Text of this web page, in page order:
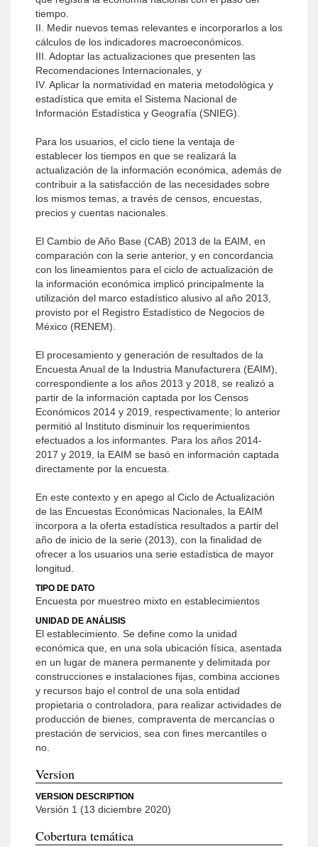
tiempo.
II. Medir nuevos temas relevantes e incorporarlos a los
cálculos de los indicadores macroeconómicos.
III. Adoptar las actualizaciones que presenten las
Recomendaciones Internacionales, y
IV. Aplicar la normatividad en materia metodológica y
estadística que emita el Sistema Nacional de
Información Estadística y Geografía (SNIEG).
Para los usuarios, el ciclo tiene la ventaja de
establecer los tiempos en que se realizará la
actualización de la información económica, además de
contribuir a la satisfacción de las necesidades sobre
los mismos temas, a través de censos, encuestas,
precios y cuentas nacionales.
El Cambio de Año Base (CAB) 2013 de la EAIM, en
comparación con la serie anterior, y en concordancia
con los lineamientos para el ciclo de actualización de
la información económica implicó principalmente la
utilización del marco estadístico alusivo al año 2013,
provisto por el Registro Estadístico de Negocios de
México (RENEM).
El procesamiento y generación de resultados de la
Encuesta Anual de la Industria Manufacturera (EAIM),
correspondiente a los años 2013 y 2018, se realizó a
partir de la información captada por los Censos
Económicos 2014 y 2019, respectivamente; lo anterior
permitió al Instituto disminuir los requerimientos
efectuados a los informantes. Para los años 2014-
2017 y 2019, la EAIM se basó en información captada
directamente por la encuesta.
En este contexto y en apego al Ciclo de Actualización
de las Encuestas Económicas Nacionales, la EAIM
incorpora a la oferta estadística resultados a partir del
año de inicio de la serie (2013), con la finalidad de
ofrecer a los usuarios una serie estadística de mayor
longitud.
TIPO DE DATO
Encuesta por muestreo mixto en establecimientos
UNIDAD DE ANÁLISIS
El establecimiento. Se define como la unidad
económica que, en una sola ubicación física, asentada
en un lugar de manera permanente y delimitada por
construcciones e instalaciones fijas, combina acciones
y recursos bajo el control de una sola entidad
propietaria o controladora, para realizar actividades de
producción de bienes, compraventa de mercancías o
prestación de servicios, sea con fines mercantiles o
no.
Version
VERSION DESCRIPTION
Versión 1 (13 diciembre 2020)
Cobertura temática